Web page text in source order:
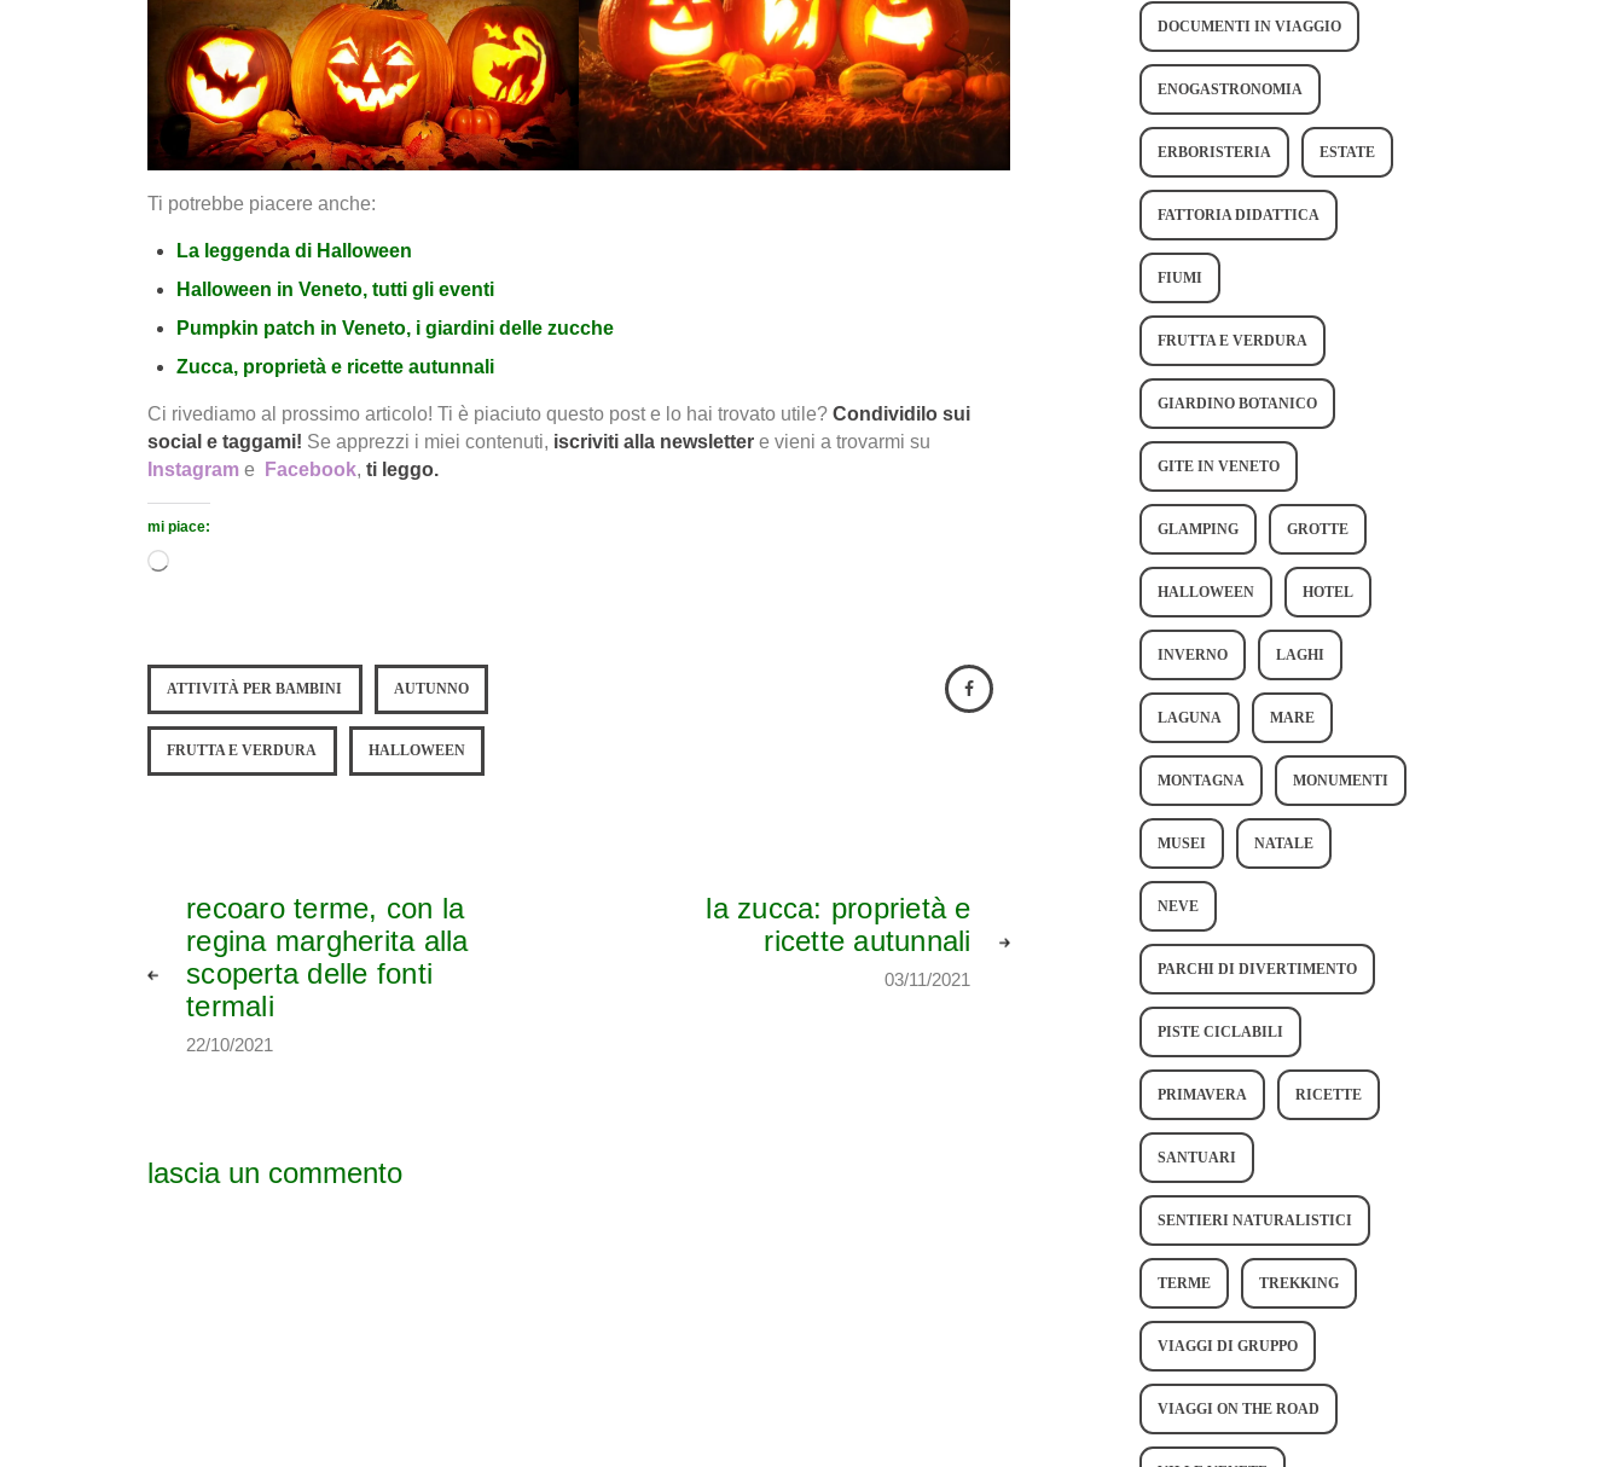
Ti potrebbe piacere anche:
La leggenda di Halloween
Halloween in Veneto, tutti gli eventi
Pumpkin patch in Veneto, i giardini delle zucche
Zucca, proprietà e ricette autunnali
Ci rivediamo al prossimo articolo! Ti è piaciuto questo post e lo hai trovato utile? Condividilo sui
social e taggami! Se apprezzi i miei contenuti, iscriviti alla newsletter e vieni a trovarmi su
Instagram e Facebook, ti leggo.
mi piace:
ATTIVITÀ PER BAMBINI AUTUNNO
FRUTTA E VERDURA HALLOWEEN
recoaro terme, con la
regina margherita alla
scoperta delle fonti
termali
22/10/2021
la zucca: proprietà e
ricette autunnali
03/11/2021
lascia un commento
DOCUMENTI IN VIAGGIO
ENOGASTRONOMIA
ERBORISTERIA ESTATE
FATTORIA DIDATTICA
FIUMI
FRUTTA E VERDURA
GIARDINO BOTANICO
GITE IN VENETO
GLAMPING GROTTE
HALLOWEEN HOTEL
INVERNO LAGHI
LAGUNA MARE
MONTAGNA MONUMENTI
MUSEI NATALE
NEVE
PARCHI DI DIVERTIMENTO
PISTE CICLABILI
PRIMAVERA RICETTE
SANTUARI
SENTIERI NATURALISTICI
TERME TREKKING
VIAGGI DI GRUPPO
VIAGGI ON THE ROAD